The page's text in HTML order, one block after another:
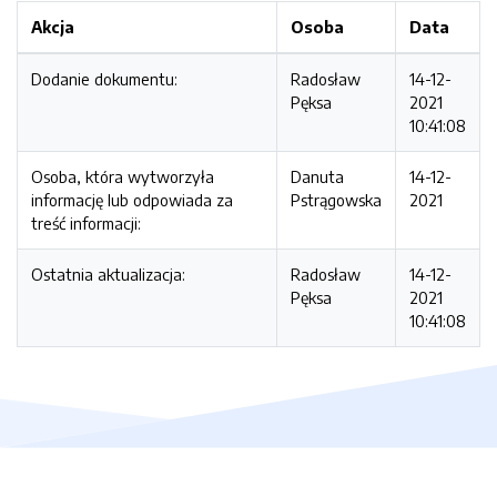
Akcja Osoba Data
Dodanie dokumentu:
Radosław
Pęksa
14-12-
2021
10:41:08
Osoba, która wytworzyła
informację lub odpowiada za
treść informacji:
Danuta
Pstrągowska
14-12-
2021
Ostatnia aktualizacja:
Radosław
Pęksa
14-12-
2021
10:41:08